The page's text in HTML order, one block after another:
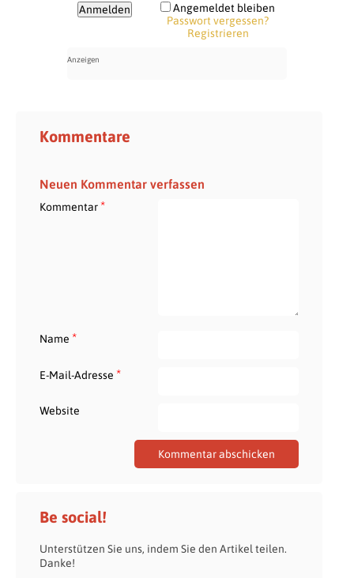
Angemeldet bleiben
Passwort vergessen?
Registrieren
Kommentare
Neuen Kommentar verfassen
Kommentar*
Name *
E-Mail-Adresse *
Website
Be social!
Unterstützen Sie uns, indem Sie den Artikel teilen.
Danke!